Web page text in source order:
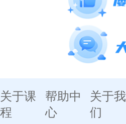
关于课
程
帮助中
心
关于我
们